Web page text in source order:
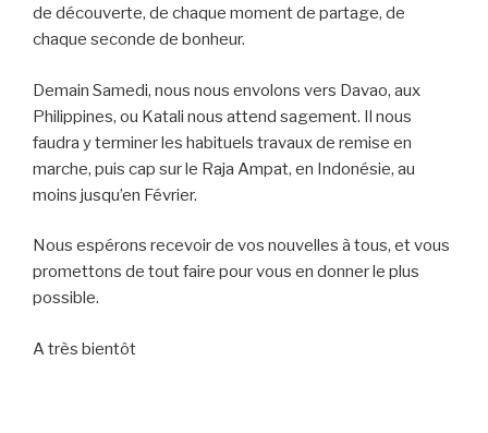
de découverte, de chaque moment de partage, de
chaque seconde de bonheur.
Demain Samedi, nous nous envolons vers Davao, aux
Philippines, ou Katali nous attend sagement. Il nous
faudra y terminer les habituels travaux de remise en
marche, puis cap sur le Raja Ampat, en Indonésie, au
moins jusqu’en Février.
Nous espérons recevoir de vos nouvelles à tous, et vous
promettons de tout faire pour vous en donner le plus
possible.
A très bientôt